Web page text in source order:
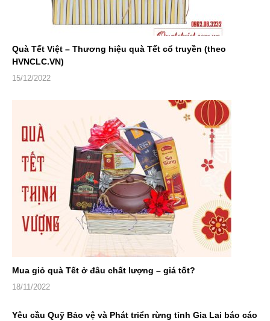
Quà Tết Việt – Thương hiệu quà Tết cổ truyền (theo
HVNCLC.VN)
15/12/2022
Mua giỏ quà Tết ở đâu chất lượng – giá tốt?
18/11/2022
Yêu cầu Quỹ Bảo vệ và Phát triển rừng tỉnh Gia Lai báo cáo